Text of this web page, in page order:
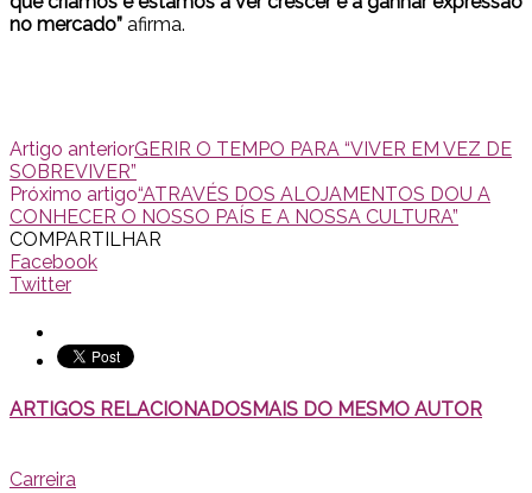
no mercado” afirma.
Artigo anteriorGERIR O TEMPO PARA “VIVER EM VEZ DE
SOBREVIVER”
Próximo artigo“ATRAVÉS DOS ALOJAMENTOS DOU A
CONHECER O NOSSO PAÍS E A NOSSA CULTURA”
COMPARTILHAR
Facebook
Twitter
ARTIGOS RELACIONADOSMAIS DO MESMO AUTOR
Carreira